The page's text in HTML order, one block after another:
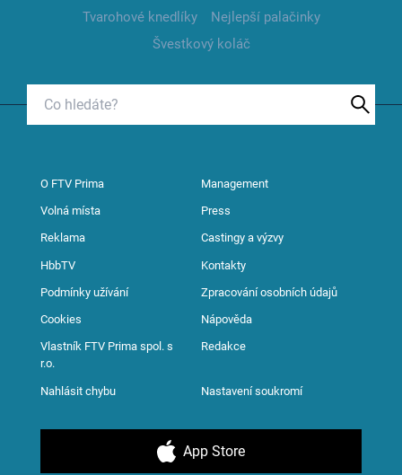
Tvarohové knedlíky
Nejlepší palačinky
Švestkový koláč
O FTV Prima Management
Volná místa Press
Reklama Castingy a výzvy
HbbTV Kontakty
Podmínky užívání Zpracování osobních údajů
Cookies Nápověda
Vlastník FTV Prima spol. s
r.o.
Redakce
Nahlásit chybu Nastavení soukromí
App Store